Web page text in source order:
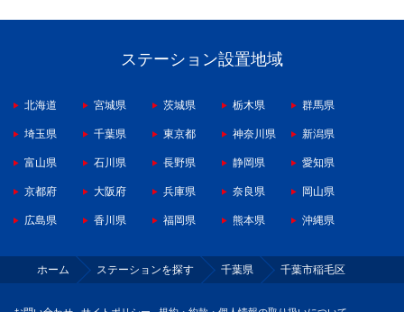
ステーション設置地域
北海道 宮城県 茨城県 栃木県 群馬県
埼玉県 千葉県 東京都 神奈川県 新潟県
富山県 石川県 長野県 静岡県 愛知県
京都府 大阪府 兵庫県 奈良県 岡山県
広島県 香川県 福岡県 熊本県 沖縄県
ホーム ステーションを探す 千葉県 千葉市稲毛区